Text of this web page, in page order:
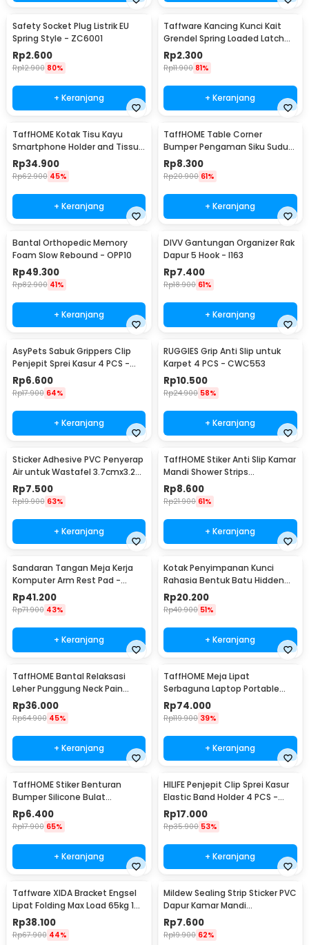
Safety Socket Plug Listrik EU
Spring Style - ZC6001
Rp2.600
Rp12.900 80%
+ Keranjang
Taffware Kancing Kunci Kait
Grendel Spring Loaded Latch
Catch Hasp - KAK-J107
Rp2.300
Rp11.900 81%
+ Keranjang
TaffHOME Kotak Tisu Kayu
Smartphone Holder and Tissue
Box - ZJ05
Rp34.900
Rp62.900 45%
+ Keranjang
TaffHOME Table Corner
Bumper Pengaman Siku Sudut
Meja Silicone 10 PCS - FY21
Rp8.300
Rp20.900 61%
+ Keranjang
Bantal Orthopedic Memory
Foam Slow Rebound - OPP10
Rp49.300
Rp82.900 41%
+ Keranjang
DIVV Gantungan Organizer Rak
Dapur 5 Hook - I163
Rp7.400
Rp18.900 61%
+ Keranjang
AsyPets Sabuk Grippers Clip
Penjepit Sprei Kasur 4 PCS -
PJP4
Rp6.600
Rp17.900 64%
+ Keranjang
RUGGIES Grip Anti Slip untuk
Karpet 4 PCS - CWC553
Rp10.500
Rp24.900 58%
+ Keranjang
Sticker Adhesive PVC Penyerap
Air untuk Wastafel 3.7cmx3.2M
- CN1222
Rp7.500
Rp19.900 63%
+ Keranjang
TaffHOME Stiker Anti Slip Kamar
Mandi Shower Strips
20x380mm 6 PCS - TT-19
Rp8.600
Rp21.900 61%
+ Keranjang
Sandaran Tangan Meja Kerja
Komputer Arm Rest Pad -
91526
Rp41.200
Rp71.900 43%
+ Keranjang
Kotak Penyimpanan Kunci
Rahasia Bentuk Batu Hidden
Key Box - B0521
Rp20.200
Rp40.900 51%
+ Keranjang
TaffHOME Bantal Relaksasi
Leher Punggung Neck Pain
Relief - HBF001
Rp36.000
Rp64.900 45%
+ Keranjang
TaffHOME Meja Lipat
Serbaguna Laptop Portable
Desk Minimalist Design - BO60
Rp74.000
Rp119.900 39%
+ Keranjang
TaffHOME Stiker Benturan
Bumper Silicone Bulat
Hemispherical 100 PCS - FZL10
Rp6.400
Rp17.900 65%
+ Keranjang
HILIFE Penjepit Clip Sprei Kasur
Elastic Band Holder 4 PCS -
200TC
Rp17.000
Rp35.900 53%
+ Keranjang
Taffware XIDA Bracket Engsel
Lipat Folding Max Load 65kg 14
Inch 2 PCS - JM007
Rp38.100
Rp67.900 44%
Mildew Sealing Strip Sticker PVC
Dapur Kamar Mandi
3.7cmx3.2M
Rp7.600
Rp19.900 62%